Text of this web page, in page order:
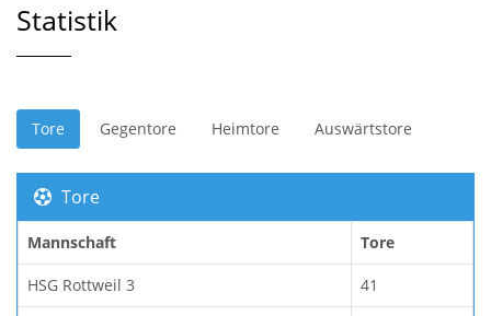
Statistik
Tore Gegentore Heimtore Auswärtstore
Tore
Mannschaft Tore
HSG Rottweil 3 41